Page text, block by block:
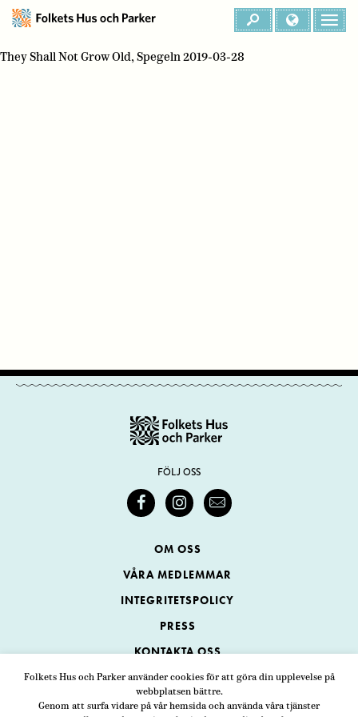
Folkets Hus och Parker använder cookies för att göra din upplevelse på
webbplatsen bättre.
Genom att surfa vidare på vår hemsida och använda våra tjänster
They Shall Not Grow Old, Spegeln 2019-03-28
FÖLJ OSS
OM OSS
VÅRA MEDLEMMAR
INTEGRITETSPOLICY
PRESS
KONTAKTA OSS
Folkets Hus och Parker